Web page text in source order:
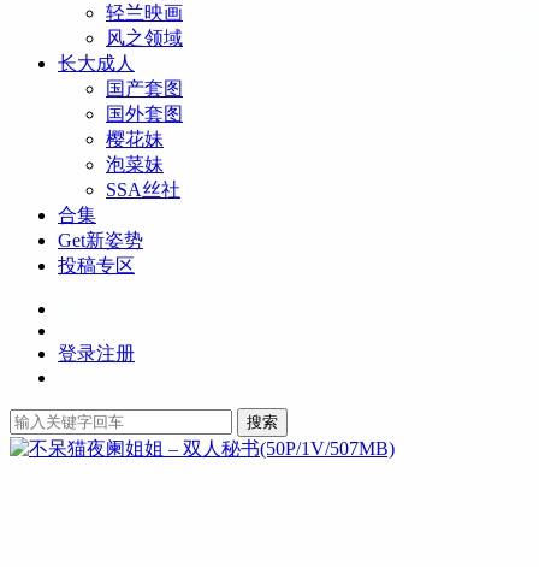
轻兰映画
风之领域
长大成人
国产套图
国外套图
樱花妹
泡菜妹
SSA丝社
合集
Get新姿势
投稿专区
登录注册
搜索